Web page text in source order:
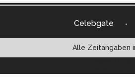
Celebgate -
Alle Zeitangaben